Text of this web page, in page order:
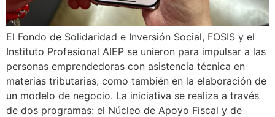
El Fondo de Solidaridad e Inversión Social, FOSIS y el
Instituto Profesional AIEP se unieron para impulsar a las
personas emprendedoras con asistencia técnica en
materias tributarias, como también en la elaboración de
un modelo de negocio. La iniciativa se realiza a través
de dos programas: el Núcleo de Apoyo Fiscal y de